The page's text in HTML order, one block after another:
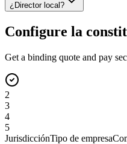
¿Director local?
Configure la
Get a binding quote and pay
2
3
4
5
JurisdicciónTipo de empresa